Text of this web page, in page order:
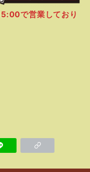
で営業しており